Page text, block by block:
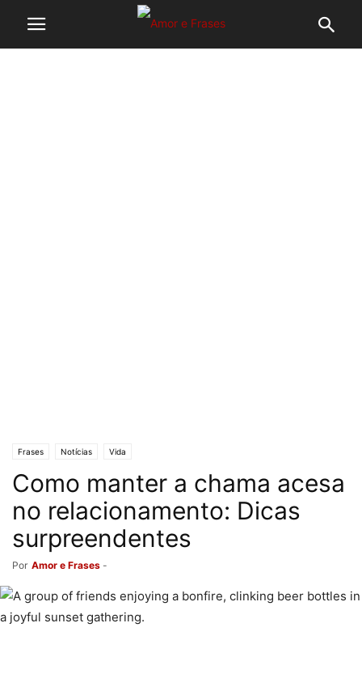
Frases Notícias Vida
Como manter a chama acesa
no relacionamento: Dicas
surpreendentes
Por Amor e Frases -